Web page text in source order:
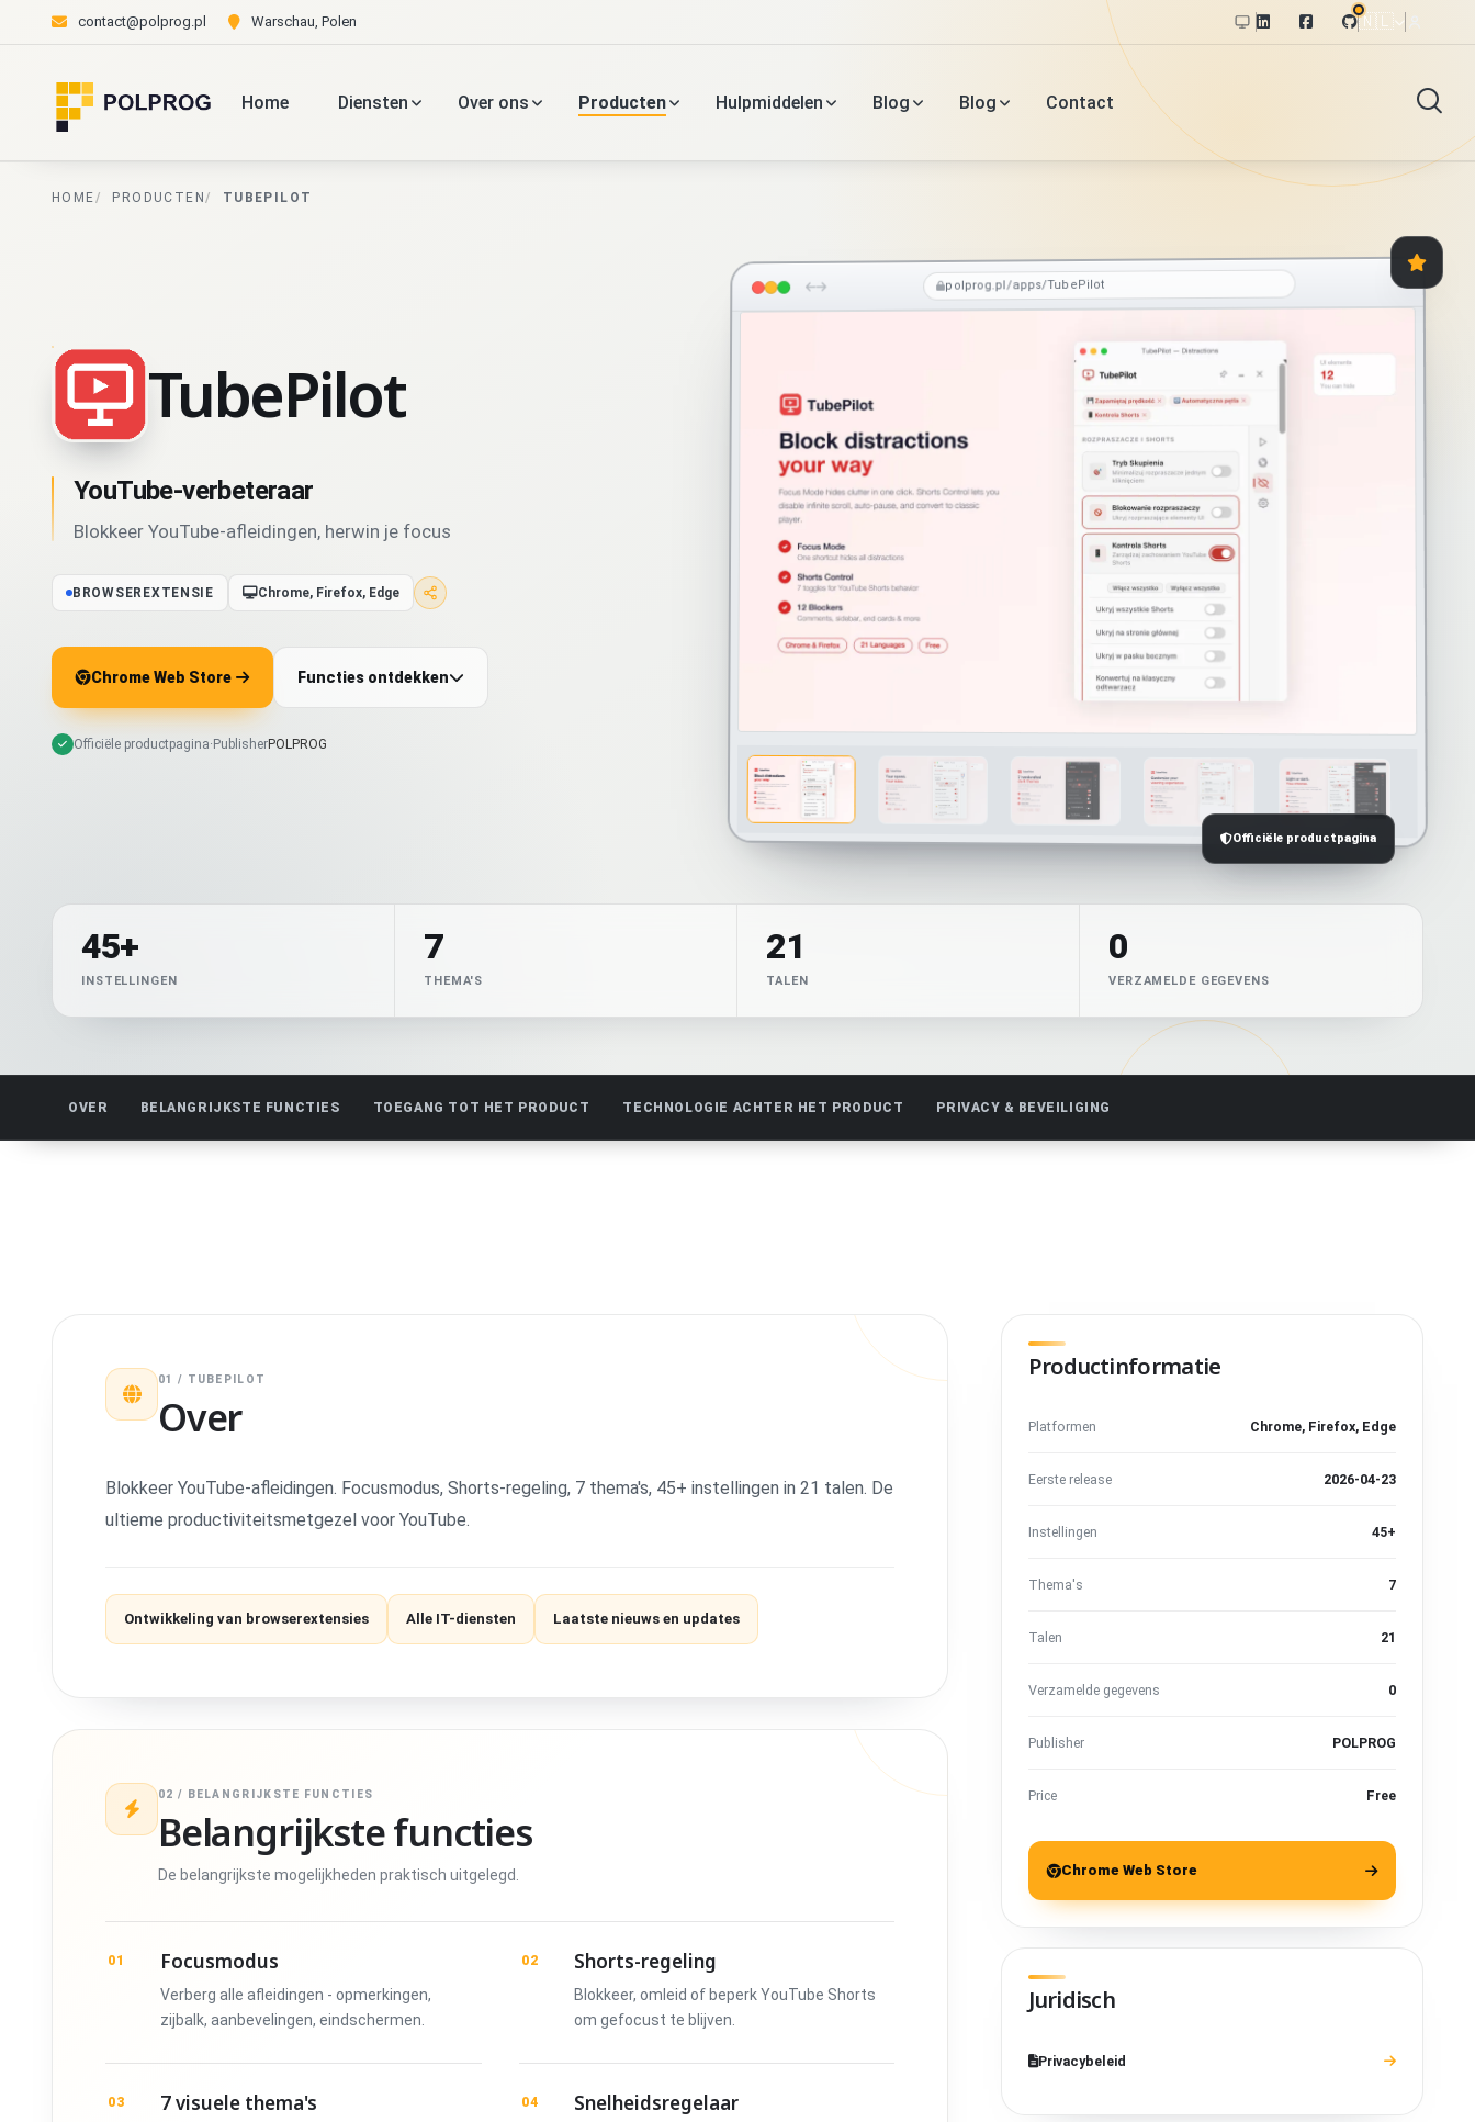
contact@polprog.pl Warschau, Polen 🇳🇱
Home Diensten Over ons Producten Hulpmiddelen Blog Blog Contact
HOME PRODUCTEN TUBEPILOT
TubePilot
YouTube-verbeteraar
Blokkeer YouTube-afleidingen, herwin je focus
BROWSEREXTENSIE Chrome, Firefox, Edge
Chrome Web Store Functies ontdekken
Officiële productpagina· PublisherPOLPROG
polprog.pl/apps/TubePilot
Officiële productpagina
45+
INSTELLINGEN
7
THEMA'S
21
TALEN
0
VERZAMELDE GEGEVENS
OVER BELANGRIJKSTE FUNCTIES TOEGANG TOT HET PRODUCT TECHNOLOGIE ACHTER HET PRODUCT PRIVACY & BEVEILIGING
01 / TUBEPILOT
Over
Blokkeer YouTube-afleidingen. Focusmodus, Shorts-regeling, 7 thema's, 45+ instellingen in 21 talen. De
ultieme productiviteitsmetgezel voor YouTube.
Ontwikkeling van browserextensies Alle IT-diensten Laatste nieuws en updates
02 / BELANGRIJKSTE FUNCTIES
Belangrijkste functies
De belangrijkste mogelijkheden praktisch uitgelegd.
01 Focusmodus
Verberg alle afleidingen - opmerkingen,
zijbalk, aanbevelingen, eindschermen.
02 Shorts-regeling
Blokkeer, omleid of beperk YouTube Shorts
om gefocust te blijven.
03 7 visuele thema's 04 Snelheidsregelaar
Productinformatie
Platformen Chrome, Firefox, Edge
Eerste release 2026-04-23
Instellingen 45+
Thema's 7
Talen 21
Verzamelde gegevens 0
Publisher POLPROG
Price Free
Chrome Web Store
Juridisch
Privacybeleid